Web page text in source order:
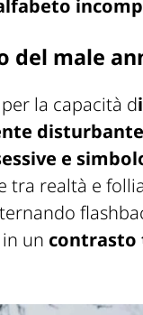
del male
la capacità d
disturbante
e
tra realtà e
un contrasto